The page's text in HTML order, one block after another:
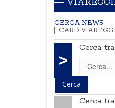
CERCA NEWS
CARD
>
Cerca
Cerca